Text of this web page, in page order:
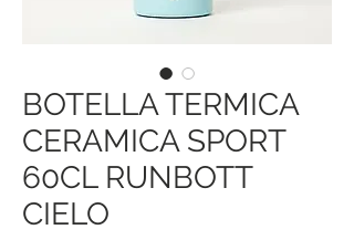
BOTELLA TERMICA
CERAMICA SPORT
60CL RUNBOTT
CIELO